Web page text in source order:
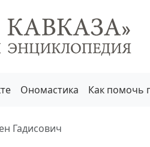
Ономастика Как помочь
Гадисович